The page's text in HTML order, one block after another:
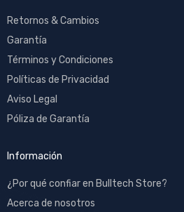
Retornos & Cambios
Garantía
Términos y Condiciones
Políticas de Privacidad
Aviso Legal
Póliza de Garantía
Información
¿Por qué confiar en Bulltech Store?
Acerca de nosotros